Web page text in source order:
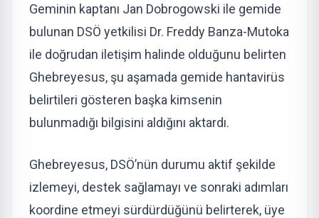
Geminin kaptanı Jan Dobrogowski ile gemide
bulunan DSÖ yetkilisi Dr. Freddy Banza-Mutoka
ile doğrudan iletişim halinde olduğunu belirten
Ghebreyesus, şu aşamada gemide hantavirüs
belirtileri gösteren başka kimsenin
bulunmadığı bilgisini aldığını aktardı.
Ghebreyesus, DSÖ’nün durumu aktif şekilde
izlemeyi, destek sağlamayı ve sonraki adımları
koordine etmeyi sürdürdüğünü belirterek, üye